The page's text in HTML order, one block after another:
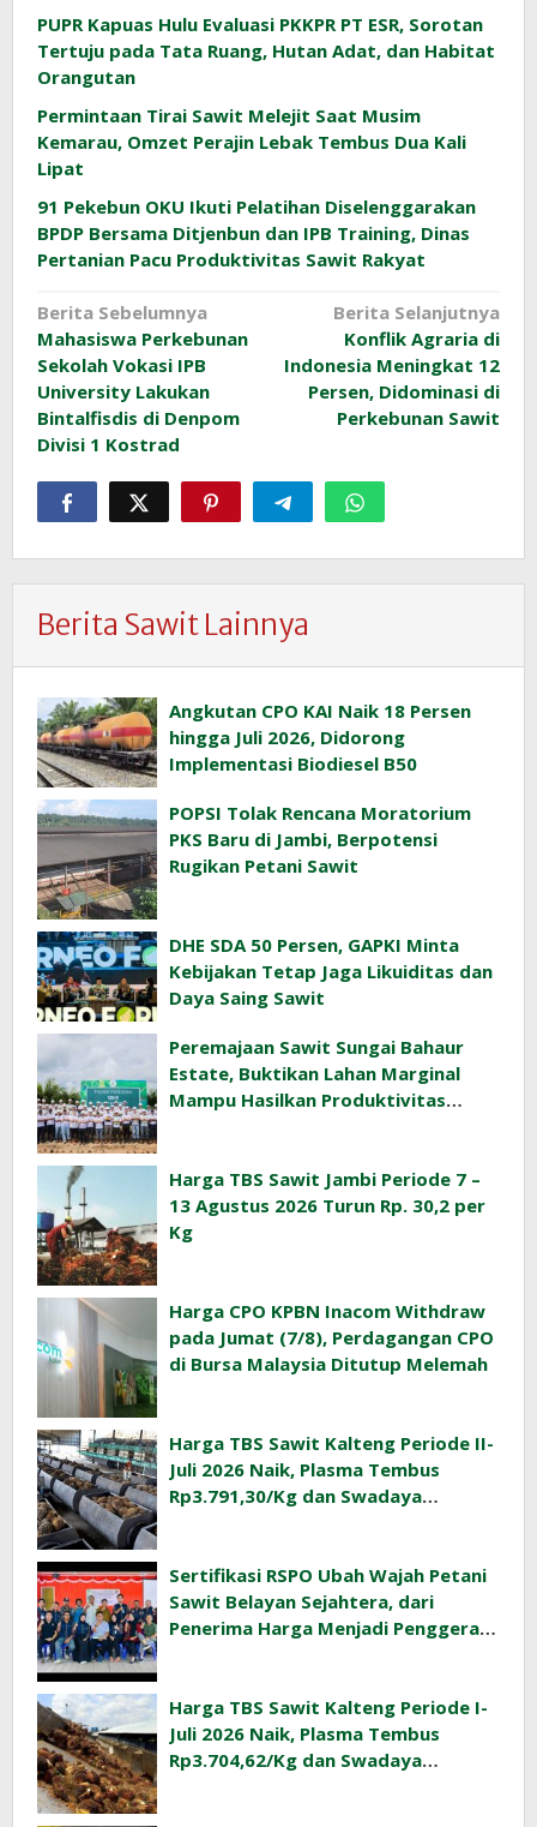
PUPR Kapuas Hulu Evaluasi PKKPR PT ESR, Sorotan
Tertuju pada Tata Ruang, Hutan Adat, dan Habitat
Orangutan
Permintaan Tirai Sawit Melejit Saat Musim
Kemarau, Omzet Perajin Lebak Tembus Dua Kali
Lipat
91 Pekebun OKU Ikuti Pelatihan Diselenggarakan
BPDP Bersama Ditjenbun dan IPB Training, Dinas
Pertanian Pacu Produktivitas Sawit Rakyat
Navigasi
pos
Berita Sebelumnya
Mahasiswa Perkebunan
Sekolah Vokasi IPB
University Lakukan
Bintalfisdis di Denpom
Divisi 1 Kostrad
Berita Selanjutnya
Konflik Agraria di
Indonesia Meningkat 12
Persen, Didominasi di
Perkebunan Sawit
Berita Sawit Lainnya
Angkutan CPO KAI Naik 18 Persen
hingga Juli 2026, Didorong
Implementasi Biodiesel B50
POPSI Tolak Rencana Moratorium
PKS Baru di Jambi, Berpotensi
Rugikan Petani Sawit
DHE SDA 50 Persen, GAPKI Minta
Kebijakan Tetap Jaga Likuiditas dan
Daya Saing Sawit
Peremajaan Sawit Sungai Bahaur
Estate, Buktikan Lahan Marginal
Mampu Hasilkan Produktivitas
Harga TBS Sawit Jambi Periode 7 –
13 Agustus 2026 Turun Rp. 30,2 per
Kg
Harga CPO KPBN Inacom Withdraw
pada Jumat (7/8), Perdagangan CPO
di Bursa Malaysia Ditutup Melemah
Harga TBS Sawit Kalteng Periode II-
Juli 2026 Naik, Plasma Tembus
Rp3.791,30/Kg dan Swadaya
Sertifikasi RSPO Ubah Wajah Petani
Sawit Belayan Sejahtera, dari
Penerima Harga Menjadi Penggerak
Harga TBS Sawit Kalteng Periode I-
Juli 2026 Naik, Plasma Tembus
Rp3.704,62/Kg dan Swadaya